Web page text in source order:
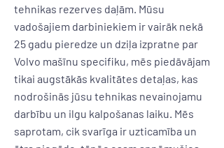
tehnikas rezerves daļām. Mūsu
vadošajiem darbiniekiem ir vairāk nekā
25 gadu pieredze un dziļa izpratne par
Volvo mašīnu specifiku, mēs piedāvājam
tikai augstākās kvalitātes detaļas, kas
nodrošinās jūsu tehnikas nevainojamu
darbību un ilgu kalpošanas laiku. Mēs
saprotam, cik svarīga ir uzticamība un